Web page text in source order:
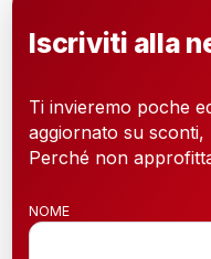
Iscriviti alla
Ti invieremo poche
aggiornato su
Perché non
NOME